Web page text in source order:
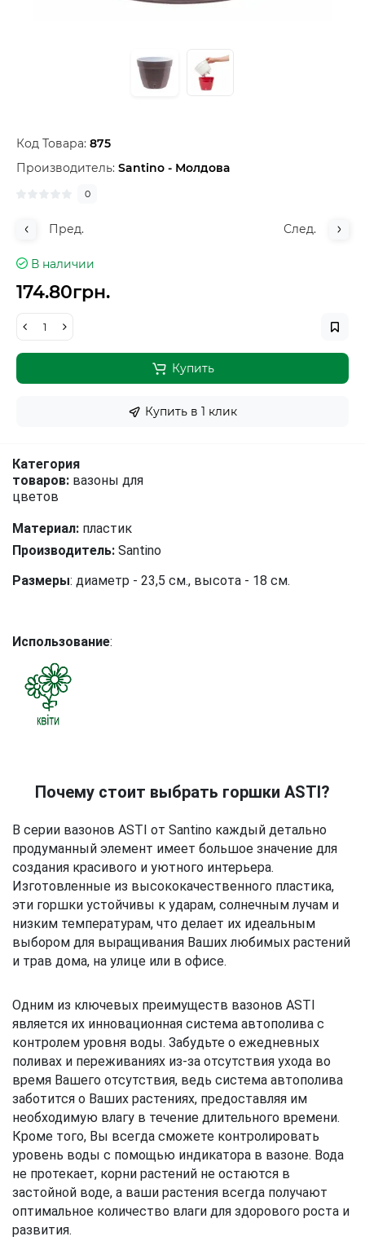
Код Товара: 875
Производитель: Santino - Молдова
0
Пред. След.
В наличии
174.80грн.
Купить
Купить в 1 клик
Категория
товаров: вазоны для
цветов
Материал: пластик
Производитель: Santino
Размеры: диаметр - 23,5 см., высота - 18 см.
Использование:
Почему стоит выбрать горшки ASTI?
В серии вазонов ASTI от Santino каждый детально
продуманный элемент имеет большое значение для
создания красивого и уютного интерьера.
Изготовленные из высококачественного пластика,
эти горшки устойчивы к ударам, солнечным лучам и
низким температурам, что делает их идеальным
выбором для выращивания Ваших любимых растений
и трав дома, на улице или в офисе.
Одним из ключевых преимуществ вазонов ASTI
является их инновационная система автополива с
контролем уровня воды. Забудьте о ежедневных
поливах и переживаниях из-за отсутствия ухода во
время Вашего отсутствия, ведь система автополива
заботится о Ваших растениях, предоставляя им
необходимую влагу в течение длительного времени.
Кроме того, Вы всегда сможете контролировать
уровень воды с помощью индикатора в вазоне. Вода
не протекает, корни растений не остаются в
застойной воде, а ваши растения всегда получают
оптимальное количество влаги для здорового роста и
развития.